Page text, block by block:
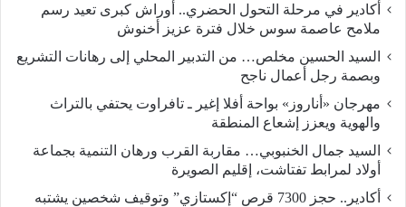
أكادير في مرحلة التحول الحضري.. أوراش كبرى تعيد رسم
ملامح عاصمة سوس خلال فترة عزيز أخنوش
السيد الحسين مخلص… من التدبير المحلي إلى رهانات التشريع
وبصمة رجل أعمال ناجح
مهرجان «أناروز» بواحة أفلا إغير ـ تافراوت يحتفي بالتراث
والهوية ويعزز إشعاع المنطقة
السيد جمال الخنبوبي… مقاربة القرب ورهان التنمية بجماعة
أولاد لمرابط تفتاشت، إقليم الصويرة
أكادير.. حجز 7300 قرص “إكستازي” وتوقيف شخصين يشتبه